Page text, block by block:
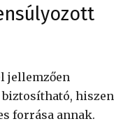
jellemzően
hiszen
forrása annak.